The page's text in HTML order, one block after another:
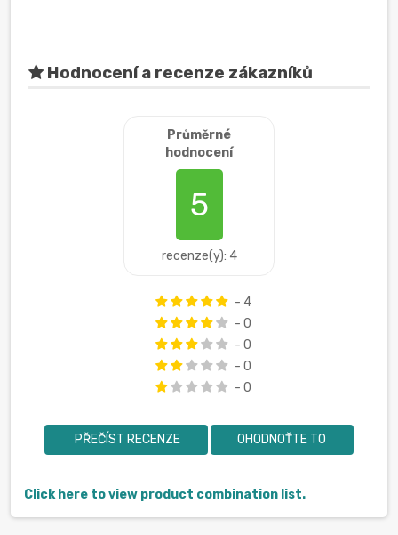
Hodnocení a recenze zákazníků
Průměrné
hodnocení
5
recenze(y): 4
- 4
- 0
- 0
- 0
- 0
PŘEČÍST RECENZE OHODNOŤTE TO
Click here to view product combination list.